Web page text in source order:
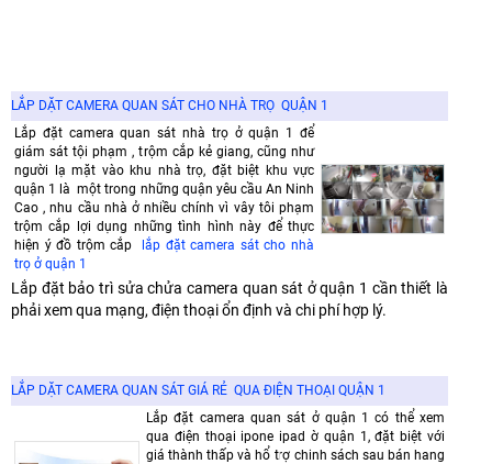
LẮP DẶT CAMERA QUAN SÁT CHO NHÀ TRỌ QUẬN 1
Lắp đặt camera quan sát nhà trọ ở quận 1 để
giám sát tội phạm , trộm cắp kẻ giang, cũng như
người lạ mặt vào khu nhà trọ, đặt biệt khu vực
quận 1 là một trong những quận yêu cầu An Ninh
Cao , nhu cầu nhà ở nhiều chính vì vây tôi phạm
trộm cắp lợi dụng những tình hình này để thực
hiện ý đồ trộm cắp lắp đặt camera sát cho nhà
trọ ở quận 1
Lắp đặt bảo trì sửa chửa camera quan sát ở quận 1 cần thiết là
phải xem qua mạng, điện thoại ổn định và chi phí hợp lý.
LẮP DẶT CAMERA QUAN SÁT GIÁ RẺ QUA ĐIỆN THOẠI QUẬN 1
Lắp đặt camera quan sát ở quận 1 có thể xem
qua điện thoại ipone ipad ờ quận 1, đặt biệt với
giá thành thấp và hổ trợ chinh sách sau bán hang